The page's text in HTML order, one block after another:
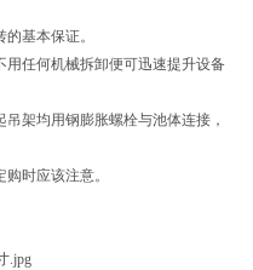
基本保证。
任何机械拆卸便可迅速提升设备
架均用钢膨胀螺栓与池体连接，
时应该注意。